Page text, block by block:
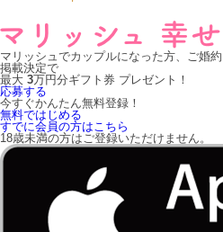
マリッシュでカップルになった方、ご婚
掲載決定で
最大 3万円分ギフト券 プレゼント！
応募する
今すぐかんたん無料登録！
無料ではじめる
すでに会員の方はこちら
18歳未満の方はご登録いただけません。